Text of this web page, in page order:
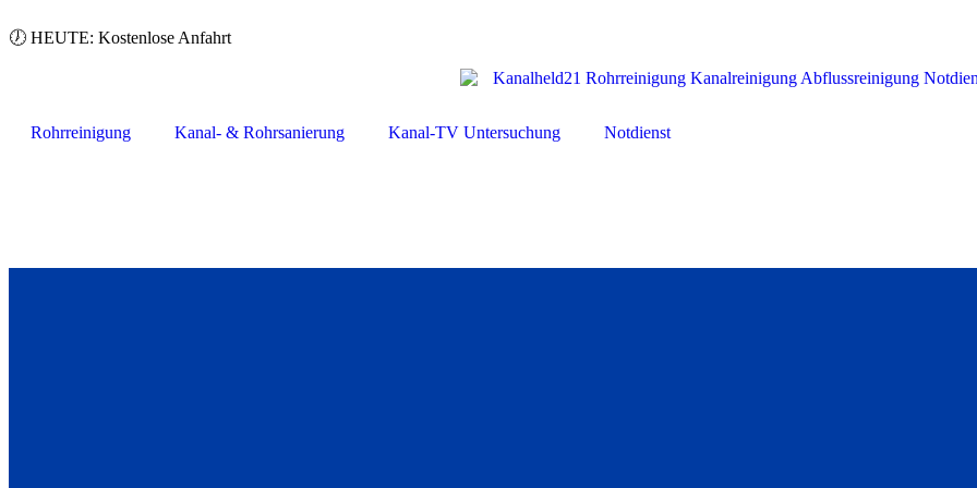
🕖 HEUTE: Kostenlose Anfahrt
Rohrreinigung Kanal- & Rohrsanierung Kanal-TV Untersuchung Notdienst